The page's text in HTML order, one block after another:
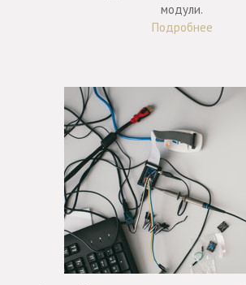
модули.
Подробнее